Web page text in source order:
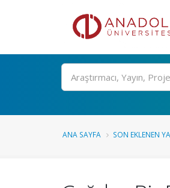
Ara
ANA SAYFA SON EKLENEN